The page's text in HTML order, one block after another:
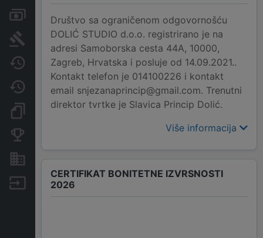
Računi i blokade
Sudske objave
Javne nabavke
Promjene
Dokumenti i objave
Nekretnine i imovina
Izvoz
Društvo sa ograničenom odgovornošću
DOLIĆ STUDIO d.o.o. registrirano je na
adresi Samoborska cesta 44A, 10000,
Zagreb, Hrvatska i posluje od 14.09.2021..
Kontakt telefon je 014100226 i kontakt
email snjezanaprincip@gmail.com. Trenutni
direktor tvrtke je Slavica Princip Dolić.
Više informacija
CERTIFIKAT BONITETNE IZVRSNOSTI
2026